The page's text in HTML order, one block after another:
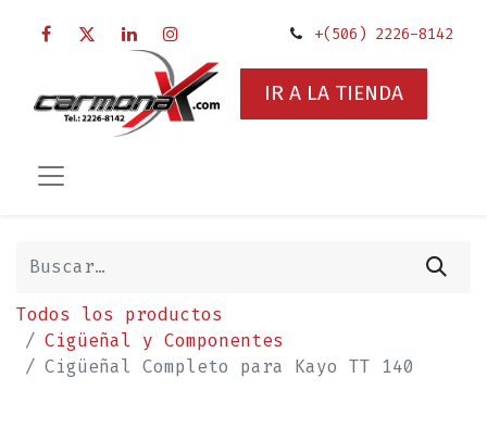
+(506) 2226-8142
IR A LA TIENDA
Todos los productos
Cigüeñal y Componentes
Cigüeñal Completo para Kayo TT 140